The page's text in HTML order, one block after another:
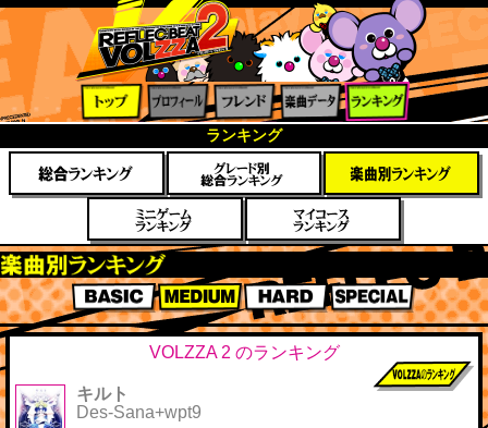
ィール
フレン
ド
楽曲デ
ータ
ング
ランキング
楽曲別スコアランキング
BASIC MEDIUM HARD SPECIAL
VOLZZA 2 のランキング
キルト
Des-Sana+wpt9